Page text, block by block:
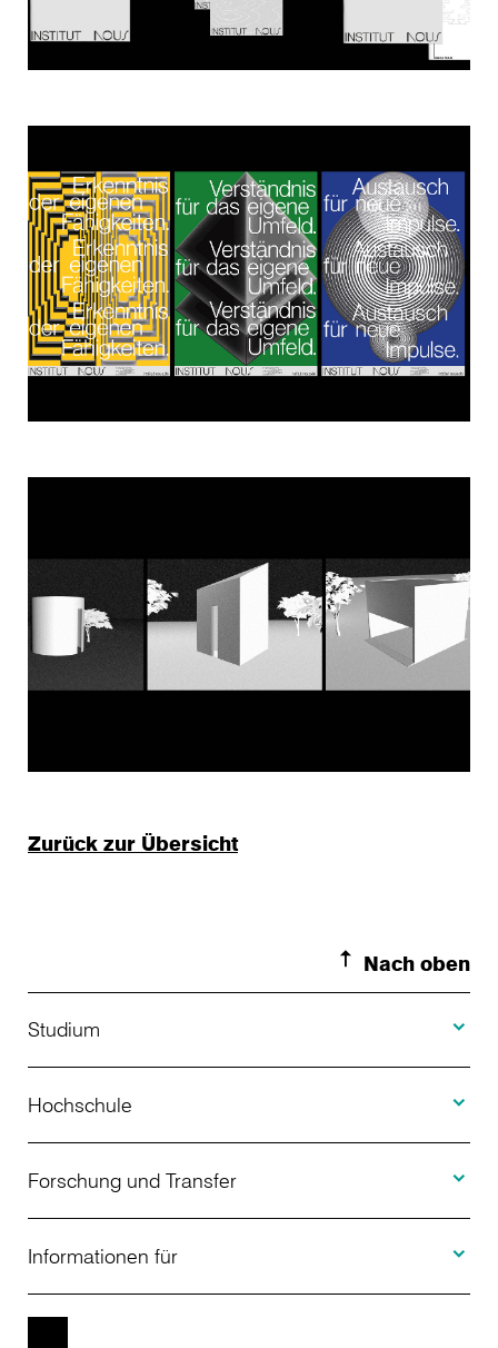
Zurück zur Übersicht
Nach oben
Studium
Studienangebot
Bewerbung
Studienberatung
Weiterbildung
Hochschule
Über uns
Aktuelles
Forschung und Transfer
Projekte
Informationen für